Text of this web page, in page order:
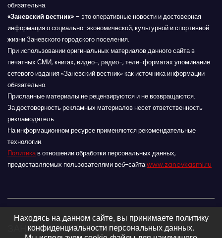
обязательна.
«Заневский вестник» – это оперативные новости и достоверная
информация о социально-экономической, культурной и спортивной
жизни Заневского городского поселения.
При использовании оригинальных материалов данного сайта в
печатных СМИ, книгах, видео-, радио-, теле-форматах упоминание
сетевого издания «Заневский вестник» как источника информации
обязательно.
Присланные материалы не рецензируются и не возвращаются.
За достоверность рекламных материалов несет ответственность
рекламодатель.
На информационном ресурсе применяются рекомендательные
технологии.
Политикав отношении обработки персональных данных,
предоставляемых пользователями веб-сайтаwww.zanevkasmi.ru
ЗАНЕВСКИЙ ВЕСТНИК 16+
Находясь на данном сайте, вы принимаете политику
конфиденциальности персональных данных.